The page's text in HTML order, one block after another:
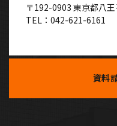
〒192-0903 東京都八
TEL：042-621-6161
資料